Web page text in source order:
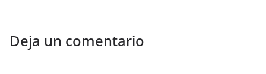
Deja un comentario